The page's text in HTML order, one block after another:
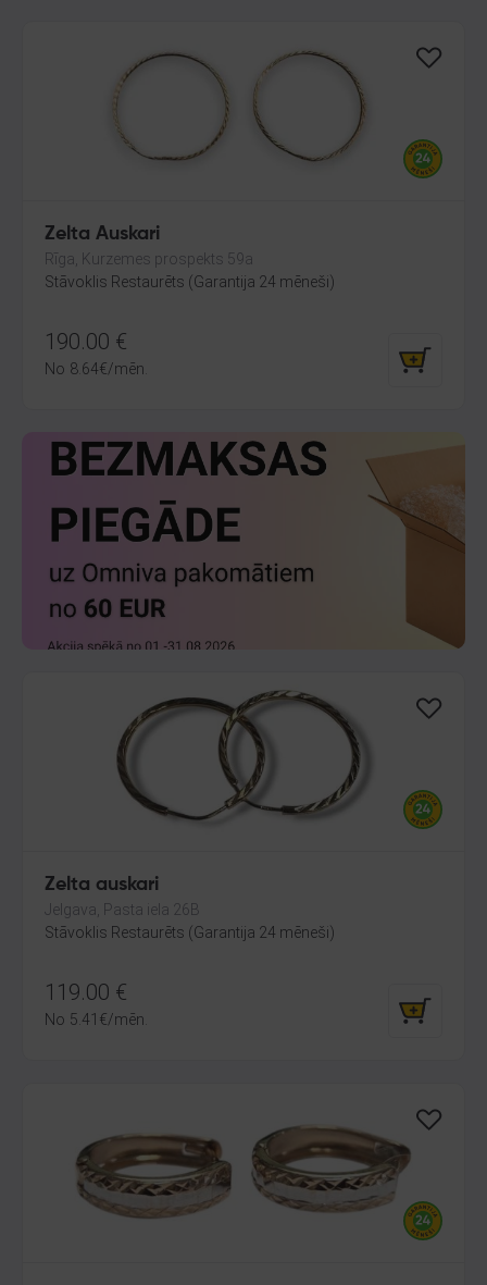
Zelta Auskari
Rīga, Kurzemes prospekts 59a
Stāvoklis Restaurēts (Garantija 24 mēneši)
190.00 €
No 8.64€/mēn.
Zelta auskari
Jelgava, Pasta iela 26B
Stāvoklis Restaurēts (Garantija 24 mēneši)
119.00 €
No 5.41 €/mēn.